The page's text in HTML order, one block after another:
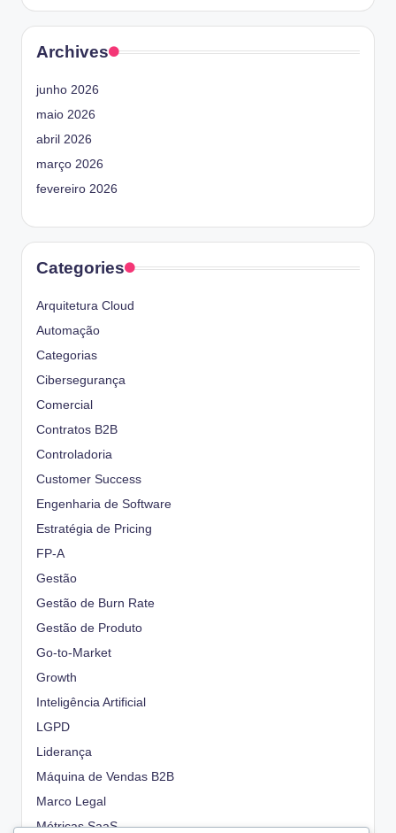
Archives
junho 2026
maio 2026
abril 2026
março 2026
fevereiro 2026
Categories
Arquitetura Cloud
Automação
Categorias
Cibersegurança
Comercial
Contratos B2B
Controladoria
Customer Success
Engenharia de Software
Estratégia de Pricing
FP-A
Gestão
Gestão de Burn Rate
Gestão de Produto
Go-to-Market
Growth
Inteligência Artificial
LGPD
Liderança
Máquina de Vendas B2B
Marco Legal
Métricas SaaS